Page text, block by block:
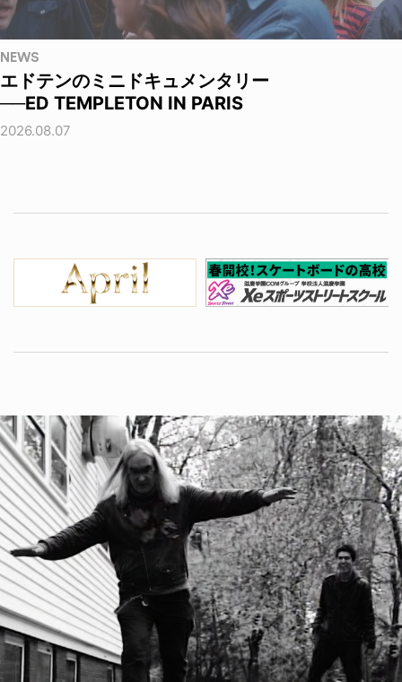
NEWS
エドテンのミニドキュメンタリー
──ED TEMPLETON IN PARIS
2026.08.07